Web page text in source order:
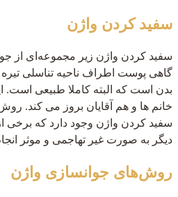
سفید کردن واژن
سفید کردن واژن زیر مجموعه‌ای از
گاهی پوست اطراف ناحیه تناسلی
بدن است که البته کاملا طبیعی
خانم ها و هم آقایان بروز می کند.
سفید کردن واژن وجود دارد که برخی
دیگر به صورت غیر تهاجمی و موثر
روش‌های جوانسازی واژن